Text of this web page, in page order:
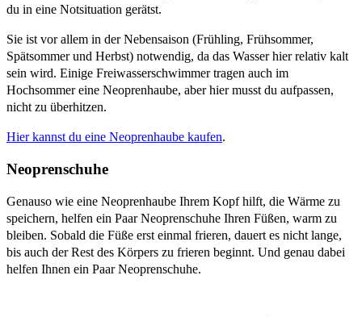
du in eine Notsituation gerätst.
Sie ist vor allem in der Nebensaison (Frühling, Frühsommer,
Spätsommer und Herbst) notwendig, da das Wasser hier relativ kalt
sein wird. Einige Freiwasserschwimmer tragen auch im
Hochsommer eine Neoprenhaube, aber hier musst du aufpassen,
nicht zu überhitzen.
Hier kannst du eine Neoprenhaube kaufen.
Neoprenschuhe
Genauso wie eine Neoprenhaube Ihrem Kopf hilft, die Wärme zu
speichern, helfen ein Paar Neoprenschuhe Ihren Füßen, warm zu
bleiben. Sobald die Füße erst einmal frieren, dauert es nicht lange,
bis auch der Rest des Körpers zu frieren beginnt. Und genau dabei
helfen Ihnen ein Paar Neoprenschuhe.